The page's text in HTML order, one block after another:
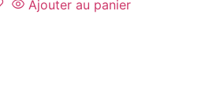
Ajouter au panier